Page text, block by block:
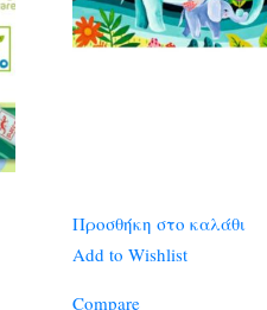
Προσθήκη στο καλάθι
Add to Wishlist
Compare